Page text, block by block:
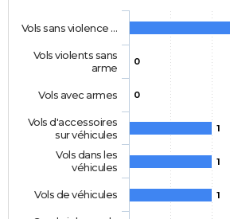
0
0
1
1
1
Vols sans violence …
Vols violents sans
arme
Vols avec armes
Vols d'accessoires
sur véhicules
Vols dans les
véhicules
Vols de véhicules